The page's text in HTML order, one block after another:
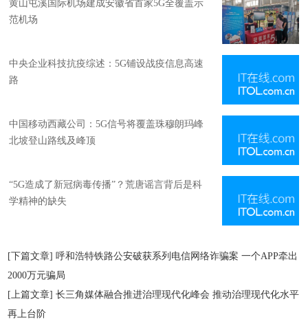
黄山屯溪国际机场建成安徽省首家5G全覆盖示
范机场
中央企业科技抗疫综述：5G铺设战疫信息高速
路
中国移动西藏公司：5G信号将覆盖珠穆朗玛峰
北坡登山路线及峰顶
“5G造成了新冠病毒传播”？荒唐谣言背后是科
学精神的缺失
[下篇文章]呼和浩特铁路公安破获系列电信网络诈骗案 一个APP牵出
2000万元骗局
[上篇文章]长三角媒体融合推进治理现代化峰会 推动治理现代化水平
再上台阶